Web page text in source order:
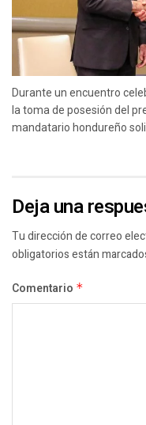
Durante un encuentro
la toma de posesión del
mandatario hondureño
Deja una
Tu dirección de correo
obligatorios están
Comentario *